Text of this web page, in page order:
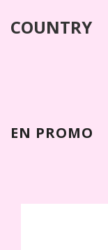
COUNTRY
EN PROMO